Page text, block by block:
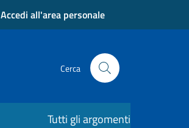
Accedi all'area personale
Cerca
Tutti gli argomenti